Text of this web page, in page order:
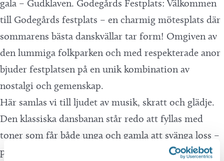
gala – Gudklaven. Godegårds Festplats: Välkommen
till Godegårds festplats – en charmig mötesplats där
sommarens bästa danskvällar tar form! Omgiven av
den lummiga folkparken och med respekterade anor
bjuder festplatsen på en unik kombination av
nostalgi och gemenskap.
Här samlas vi till ljudet av musik, skratt och glädje.
Den klassiska dansbanan står redo att fyllas med
toner som får både unga och gamla att svänga loss –
perfekt för en lyckad sommarkväll! För den som